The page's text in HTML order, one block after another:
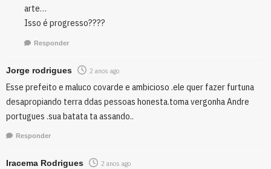
arte…
Isso é progresso????
Responder
Jorge rodrigues 2 anos ago
Esse prefeito e maluco covarde e ambicioso .ele quer fazer furtuna
desapropiando terra ddas pessoas honesta.toma vergonha Andre
portugues .sua batata ta assando..
Responder
Iracema Rodrigues 2 anos ago